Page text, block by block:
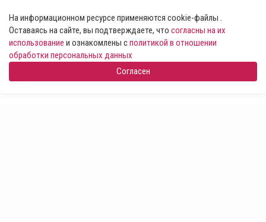
На информационном ресурсе применяются cookie-файлы .
Оставаясь на сайте, вы подтверждаете, что согласны на их
использование и ознакомлены сполитикой в отношении
обработки персональных данных
Согласен